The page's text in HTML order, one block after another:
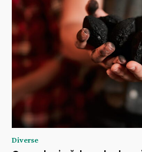
Diverse